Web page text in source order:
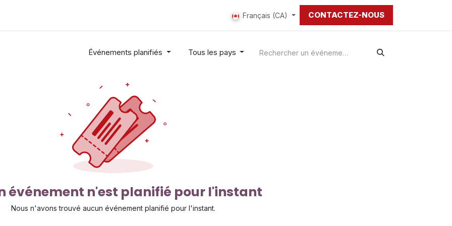
Français (CA) CONTACTEZ-NOUS
Événements planifiés Tous les pays
événement n'est planifié pour l'instant
Nous n'avons trouvé aucun événement planifié pour l'instant.